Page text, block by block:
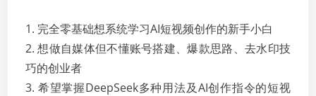
1. 完全零基础想系统学习AI短视频创作的新手小白
2. 想做自媒体但不懂账号搭建、爆款思路、去水印技
巧的创业者
3. 希望掌握DeepSeek多种用法及AI创作指令的短视